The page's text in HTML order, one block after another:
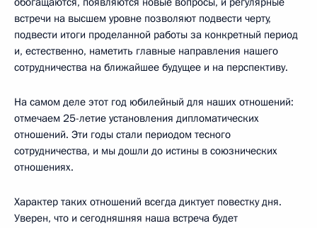
встречи на высшем уровне позволяют подвести черту,
подвести итоги проделанной работы за конкретный период
и, естественно, наметить главные направления нашего
сотрудничества на ближайшее будущее и на перспективу.
На самом деле этот год юбилейный для наших отношений:
отмечаем 25-летие установления дипломатических
отношений. Эти годы стали периодом тесного
сотрудничества, и мы дошли до истины в союзнических
отношениях.
Характер таких отношений всегда диктует повестку дня.
Уверен, что и сегодняшняя наша встреча будет